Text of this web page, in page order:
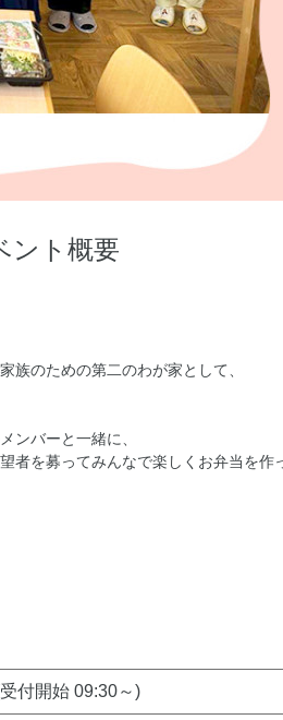
ント概要
族のための第二のわが家として、
ンバーと一緒に、
を募ってみんなで楽しくお弁当を作
付開始 09:30～)